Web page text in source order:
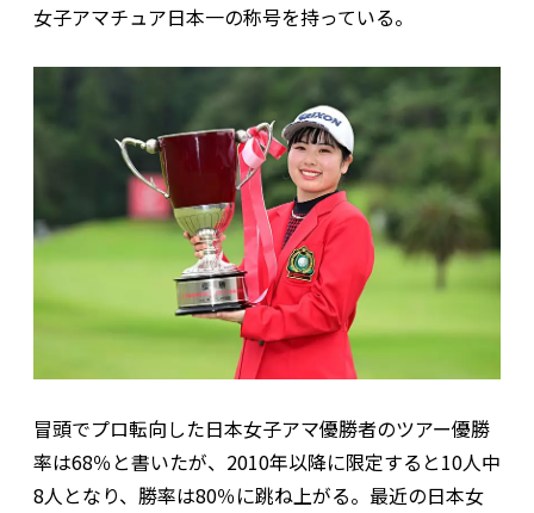
女子アマチュア日本一の称号を持っている。
冒頭でプロ転向した日本女子アマ優勝者のツアー優勝
率は68％と書いたが、2010年以降に限定すると10人中
8人となり、勝率は80％に跳ね上がる。最近の日本女